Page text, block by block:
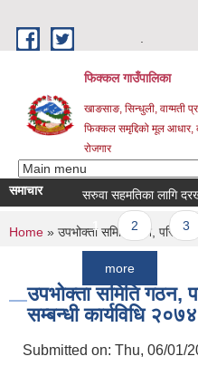
फिक्कल गाउँपालिका
खाङसाङ, सिन्धुली, वाग्मती
फिक्कल समृद्दिको मूल आधार,
रोजगार
समाचार सरुवा सहमतिका लागि दरखास्त
Pages
1 2 3
You are here
Home » उपभोक्ता समिति गठन,
उपभोक्ता समिति गठन,
सम्बन्धी कार्यविधि २०७४
Submitted on: Thu, 06/01/